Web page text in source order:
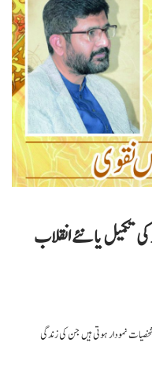
تکمیل یا نئے انقلاب
نمودار ہوتی ہیں جن کی زندگی